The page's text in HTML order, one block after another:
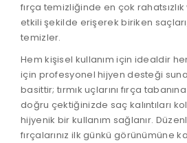
fırça temizliğinde en çok
etkili şekilde erişerek biriken
temizler.
Hem kişisel kullanım için idealdir
için profesyonel hijyen desteği
basittir; tırmık uçlarını fırça
doğru çektiğinizde saç kalıntıları
hijyenik bir kullanım sağlanır.
fırçalarınız ilk günkü görünümüne